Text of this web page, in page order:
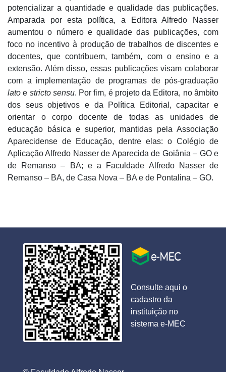
potencializar a quantidade e qualidade das publicações.
Amparada por esta política, a Editora Alfredo Nasser
aumentou o número e qualidade das publicações, com
foco no incentivo à produção de trabalhos de discentes e
docentes, que contribuem, também, com o ensino e a
extensão. Além disso, essas publicações visam colaborar
com a implementação de programas de pós-graduação
lato e stricto sensu. Por fim, é projeto da Editora, no âmbito
dos seus objetivos e da Política Editorial, capacitar e
orientar o corpo docente de todas as unidades de
educação básica e superior, mantidas pela Associação
Aparecidense de Educação, dentre elas: o Colégio de
Aplicação Alfredo Nasser de Aparecida de Goiânia – GO e
de Remanso – BA; e a Faculdade Alfredo Nasser de
Remanso – BA, de Casa Nova – BA e de Pontalina – GO.
Consulte aqui o
cadastro da
instituição no
sistema e-MEC